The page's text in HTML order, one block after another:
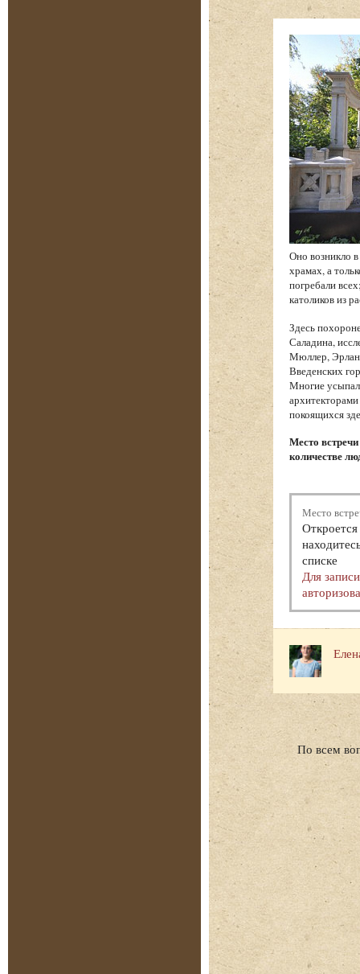
Оно возникло
храмах, а
погребали
католиков из
Здесь
Саладина,
Мюллер,
Введенских
Многие
покоящихся
Место
количестве
Место
списке
Для
По всем